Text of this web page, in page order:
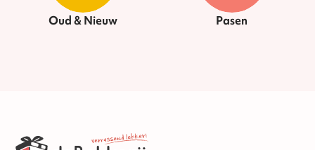
Oud & Nieuw Pasen